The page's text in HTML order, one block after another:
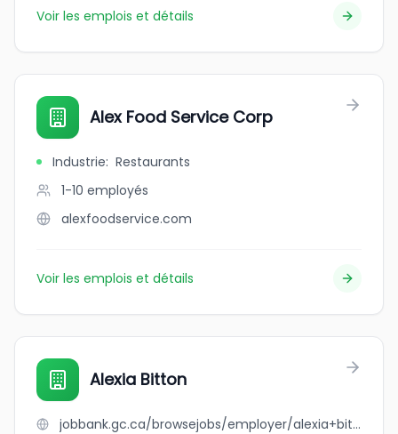
Voir les emplois et détails
Alex Food Service Corp
Industrie: Restaurants
1-10 employés
alexfoodservice.com
Voir les emplois et détails
Alexia Bitton
jobbank.gc.ca/browsejobs/employer/alexia+bitton/ca